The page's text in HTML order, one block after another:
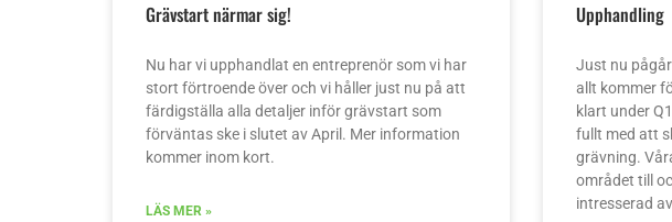
Grävstart närmar sig!
Nu har vi upphandlat en entreprenör som vi har
stort förtroende över och vi håller just nu på att
färdigställa alla detaljer inför grävstart som
förväntas ske i slutet av April. Mer information
kommer inom kort.
LÄS MER »
Upphandling
Just nu
allt kommer
klart under
fullt med att
grävning.
området till
intresserad